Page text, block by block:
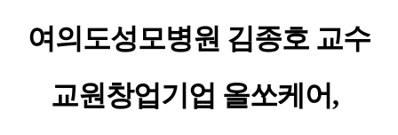
여의도성모병원 김종호 교수
교원창업기업 올쏘케어,